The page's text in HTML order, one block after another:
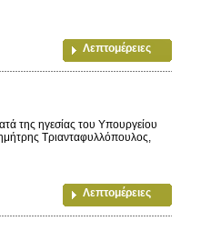
Λεπτομέρειες
ηγεσίας του Υπουργείου
Τριανταφυλλόπουλος,
Λεπτομέρειες